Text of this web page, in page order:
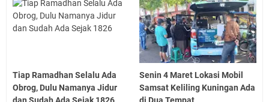
Tiap Ramadhan Selalu Ada
Obrog, Dulu Namanya Jidur
dan Sudah Ada Sejak 1826
Senin 4 Maret Lokasi Mobil
Samsat Keliling Kuningan Ada
di Dua Tempat